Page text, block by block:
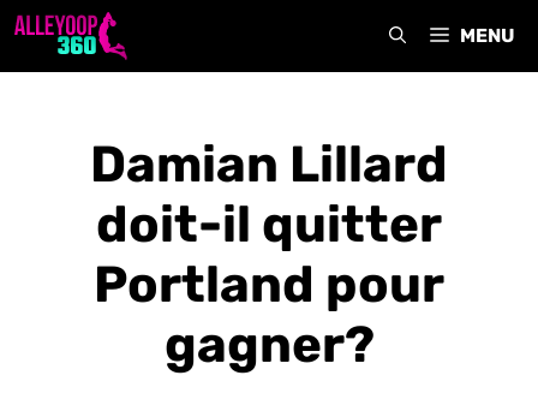
Aller
MENU
Damian Lillard
doit-il quitter
Portland pour
gagner?